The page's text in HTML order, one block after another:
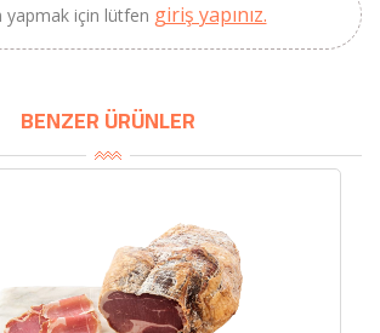
yapmak için lütfen giriş yapınız.
BENZER ÜRÜNLER